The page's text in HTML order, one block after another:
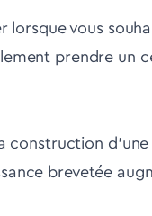
lorsque vous
prendre un
construction
brevetée